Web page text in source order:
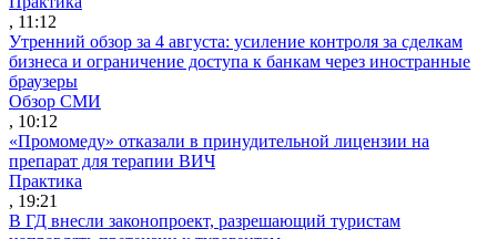
, 11:12
Утренний обзор за 4 августа: усиление контроля за сделкам
бизнеса и ограничение доступа к банкам через иностранные
браузеры
Обзор СМИ
, 10:12
«Промомеду» отказали в принудительной лицензии на
препарат для терапии ВИЧ
Практика
, 19:21
В ГД внесли законопроект, разрешающий туристам